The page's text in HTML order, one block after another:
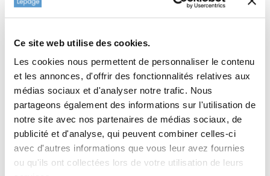
Ce site web utilise des cookies.
Les cookies nous permettent de personnaliser le contenu
et les annonces, d'offrir des fonctionnalités relatives aux
médias sociaux et d'analyser notre trafic. Nous
partageons également des informations sur l'utilisation de
notre site avec nos partenaires de médias sociaux, de
publicité et d'analyse, qui peuvent combiner celles-ci
avec d'autres informations que vous leur avez fournies
ou qu'ils ont collectées lors de votre utilisation de leurs
Genre : ACHILLEA
Nom vernaculaire : Achillée
Plantation deACHILLEA 'Terracotta'
La plantation dune vivace est une opération très simple. Faire
un trou de 2 à 3 fois la taille du pot. Ameublir au fond du trou
et venir écraser la terre meuble avec la motte de votre
ACHILLEA 'Terracotta'. Reboucher avec la terre que vous avez
sortie auparavant. Paillez avec 2 à 3 cm de copeau de bois ou
de paille (lin ou chanvre) afin de garder l'humidité, enrichir et